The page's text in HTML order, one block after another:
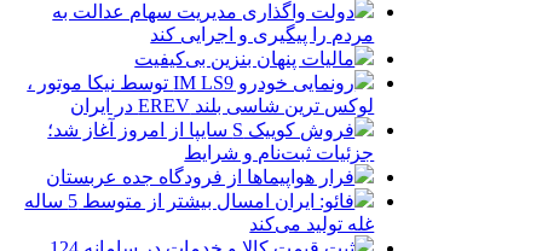
دولت واگذاری مدیریت سهام عدالت به
مردم را پیگیری و اجرایی کند
مالیات پنهان بنزین بی‌کیفیت
رونمایی خودرو IM LS9 توسط نیکا موتور ،
لوکس ترین شاسی بلند EREV در ایران
فروش کوییک S سایپا از امروز آغاز شد؛
جزئیات ثبت‌نام و شرایط
فرار هواپیماها از فرودگاه جده عربستان
فائو: ایران امسال بیشتر از متوسط 5 ساله
غله تولید می‌کند